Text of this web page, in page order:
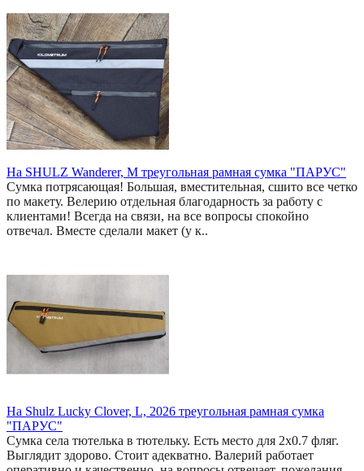
На SHULZ Wanderer, M треугольная рамная сумка "ПАРУС"
Сумка потрясающая! Большая, вместительная, сшито все четко
по макету. Велерию отдельная благодарность за работу с
клиентами! Всегда на связи, на все вопросы спокойно
отвечал. Вместе сделали макет (у к..
На Shulz Lucky Clover, L, 2026 треугольная рамная сумка
"ПАРУС"
Сумка села тютелька в тютельку. Есть место для 2x0.7 фляг.
Выглядит здорово. Стоит адекватно. Валерий работает